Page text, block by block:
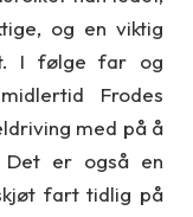
og en viktig
I følge far og
Frodes
med på å
Det er også en
fart tidlig på